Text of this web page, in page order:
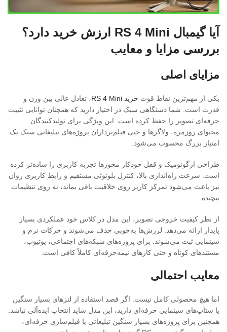
آیا گیمبال RS 4 Mini ارزش خرید دارد؟
بررسی مزایا و معایب
مزایای اصلی
یکی از مهم‌ترین نقاط قوت خرید RS 4 Mini
، تعادل عالی بین وزن و
قدرت است. شما دستگاهی سبک در اختیار دارید که همچنان توانایی تثبیت
حرفه‌ای تصویر را حفظ کرده است. این ویژگی برای تولیدکنندگان
محتوای روزمره، ولاگرها و حتی فیلم‌برداران پروژه‌های تبلیغاتی سبک یک
امتیاز بزرگ محسوب می‌شود.
طراحی ارگونومیک و قفل خودکار محورها تجربه کاربری را ساده‌تر کرده
است. سرعت راه‌اندازی بالا، کنترل بلوتوثی مستقیم و رابط کاربری روان
نیز باعث می‌شود تمرکز کاربر روی خلاقیت باقی بماند، نه روی تنظیمات
پیچیده.
از نظر کیفیت خروجی تصویر، این مدل در کلاس خود عملکردی بسیار
پایدار ارائه می‌دهد. لرزش‌ها به‌خوبی حذف می‌شوند و حرکات نرم و
سینمایی ثبت می‌شوند. برای پروژه‌های شبکه‌های اجتماعی، یوتیوب،
مستندهای کوتاه و حتی کارهای نیمه‌حرفه‌ای کاملاً کافی است.
معایب احتمالی
اما هیچ محصولی کامل نیست. اگر قصد استفاده از لنزهای بسیار سنگین
یا ستاپ‌های سینمایی حرفه‌ای دارید، این مدل شاید انتخاب ایده‌آلی نباشد.
همچنین برای پروژه‌های بسیار سنگین تبلیغاتی یا فیلم‌سازی حرفه‌ای،